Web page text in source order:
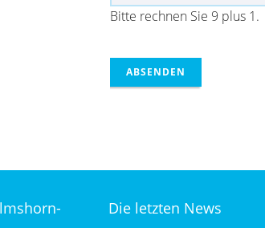
Bitte rechnen Sie 9 plus 1.
ABSENDEN
Die letzten News